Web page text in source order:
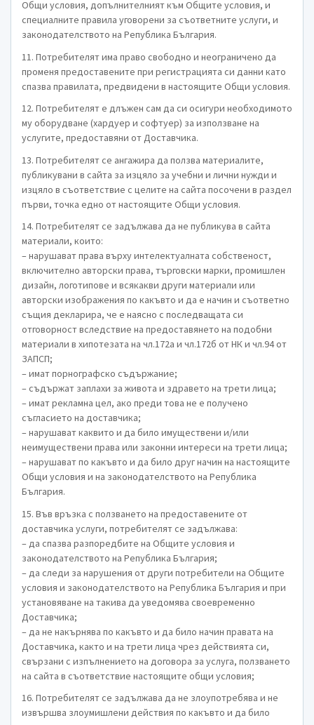
Общи условия, допълнителният към Общите условия, и
специалните правила уговорени за съответните услуги, и
законодателството на Република България.
11. Потребителят има право свободно и неограничено да
променя предоставените при регистрацията си данни като
спазва правилата, предвидени в настоящите Общи условия.
12. Потребителят е длъжен сам да си осигури необходимото
му оборудване (хардуер и софтуер) за използване на
услугите, предоставяни от Доставчика.
13. Потребителят се ангажира да ползва материалите,
публикувани в сайта за изцяло за учебни и лични нужди и
изцяло в съответствие с целите на сайта посочени в раздел
първи, точка едно от настоящите Общи условия.
14. Потребителят се задължава да не публикува в сайта
материали, които:
– нарушават права върху интелектуалната собственост,
включително авторски права, търговски марки, промишлен
дизайн, логотипове и всякакви други материали или
авторски изображения по какъвто и да е начин и съответно
същия декларира, че е наясно с последващата си
отговорност вследствие на предостaвянето на подобни
материали в хипотезата на чл.172а и чл.172б от НК и чл.94 от
ЗАПСП;
– имат порнографско съдържание;
– съдържат заплахи за живота и здравето на трети лица;
– имат рекламна цел, ако преди това не е получено
съгласието на доставчика;
– нарушават каквито и да било имуществени и/или
неимуществени права или законни интереси на трети лица;
– нарушават по какъвто и да било друг начин на настоящите
Общи условия и на законодателството на Република
България.
15. Във връзка с ползването на предоставените от
доставчика услуги, потребителят се задължава:
– да спазва разпоредбите на Общите условия и
законодателството на Република България;
– да следи за нарушения от други потребители на Общите
условия и законодателството на Република България и при
установяване на такива да уведомява своевременно
Доставчика;
– да не накърнява по какъвто и да било начин правата на
Доставчика, както и на трети лица чрез действията си,
свързани с изпълнението на договора за услуга, ползването
на сайта в съответствие настоящите общи условия;
16. Потребителят се задължава да не злоупотребява и не
извършва злоумишлени действия по какъвто и да било